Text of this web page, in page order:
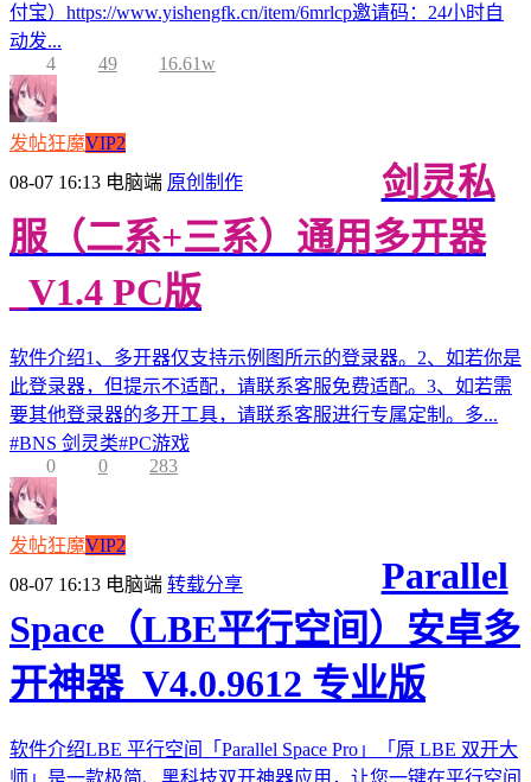
付宝）https://www.yishengfk.cn/item/6mrlcp邀请码：24小时自
动发...
4
49 16.61w
发帖狂魔VIP2
08-07 16:13 电脑端 原创制作
剑灵私
服（二系+三系）通用多开器
_V1.4 PC版
软件介绍1、多开器仅支持示例图所示的登录器。2、如若你是
此登录器，但提示不适配，请联系客服免费适配。3、如若需
要其他登录器的多开工具，请联系客服进行专属定制。多...
#BNS 剑灵类#PC游戏
0
0 283
发帖狂魔VIP2
08-07 16:13 电脑端 转载分享
Parallel
Space（LBE平行空间）安卓多
开神器_V4.0.9612 专业版
软件介绍LBE 平行空间「Parallel Space Pro」「原 LBE 双开大
师」是一款极简、黑科技双开神器应用，让您一键在平行空间